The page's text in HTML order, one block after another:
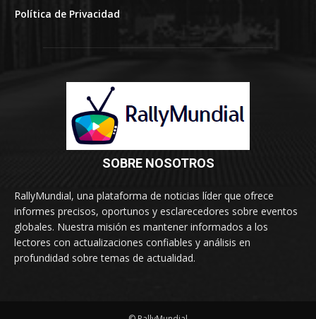
Política de Privacidad
SOBRE NOSOTROS
RallyMundial, una plataforma de noticias líder que ofrece
informes precisos, oportunos y esclarecedores sobre eventos
globales. Nuestra misión es mantener informados a los
lectores con actualizaciones confiables y análisis en
profundidad sobre temas de actualidad.